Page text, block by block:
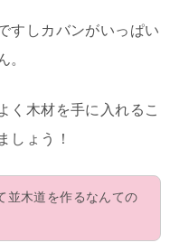
すしカバンがいっぱい
。
く木材を手に入れるこ
しょう！
並木道を作るなんての